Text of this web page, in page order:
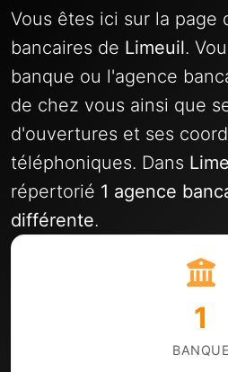
Vous êtes ici sur la page
bancaires de Limeuil.
banque ou l'agence
de chez vous ainsi que
d'ouvertures et ses
téléphoniques. Dans
répertorié 1 agence
différente.
1
BANQUE